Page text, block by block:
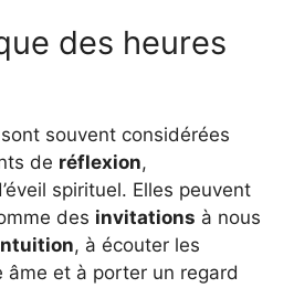
des heures
souvent considérées
de réflexion,
spirituel. Elles peuvent
des invitations à nous
, à écouter les
âme et à porter un regard